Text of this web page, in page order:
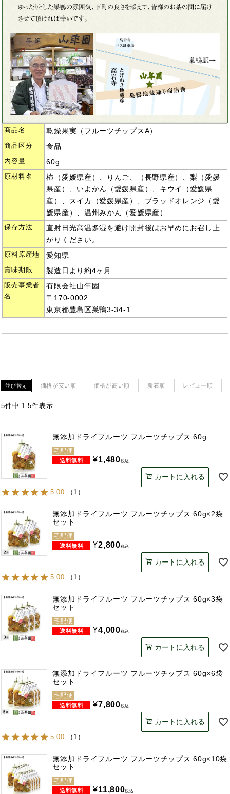
商品名 乾燥果実（フルーツチップスA）
商品区分 食品
内容量 60g
原材料名
柿（愛媛県産）、りんご、（長野県産）、梨（愛媛
県産）、いよかん（愛媛県産）、キウイ（愛媛県
産）、スイカ（愛媛県産）、ブラッドオレンジ（愛
媛県産）、温州みかん（愛媛県産）
保存方法
直射日光高温多湿を避け開封後はお早めにお召し上
がりください。
原料原産地 愛知県
賞味期限 製造日より約4ヶ月
販売事業者
名
有限会社山年園
〒170-0002
東京都豊島区巣鴨3-34-1
並び替え 価格が安い順 価格が高い順 新着順 レビュー順
5件中 1-5件表示
無添加ドライフルーツ フルーツチップス 60g
宅配便
¥1,480税込
カートに入れる
5.00 （ 1 ）
無添加ドライフルーツ フルーツチップス 60g×2袋
セット
宅配便
¥2,800税込
カートに入れる
5.00 （ 1 ）
無添加ドライフルーツ フルーツチップス 60g×3袋
セット
宅配便
¥4,000税込
カートに入れる
無添加ドライフルーツ フルーツチップス 60g×6袋
セット
宅配便
¥7,800税込
カートに入れる
5.00 （ 1 ）
無添加ドライフルーツ フルーツチップス 60g×10袋
セット
宅配便
¥11,800税込